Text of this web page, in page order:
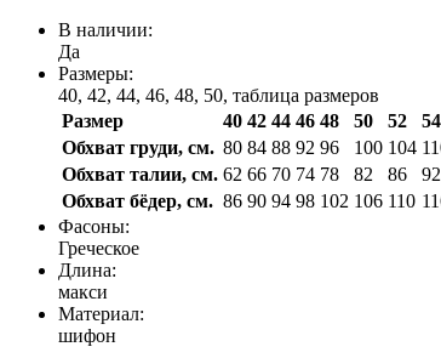
В наличии:
Да
Размеры:
40, 42, 44, 46, 48, 50, таблица размеров
Размер
40 42 44 46 48 50 52 54
Обхват груди, см. 80 84 88 92 96 100 104
Обхват талии, см. 62 66 70 74 78 82 86 92
Обхват бёдер, см. 86 90 94 98 102 106 110
Фасоны:
Греческое
Длина:
макси
Материал:
шифон